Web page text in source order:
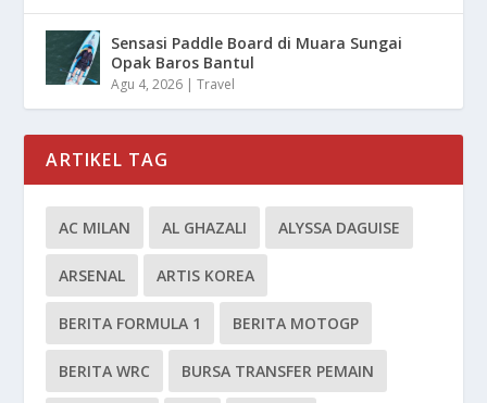
Sensasi Paddle Board di Muara Sungai
Opak Baros Bantul
Agu 4, 2026 |Travel
ARTIKEL TAG
AC MILAN AL GHAZALI ALYSSA DAGUISE
ARSENAL ARTIS KOREA
BERITA FORMULA 1 BERITA MOTOGP
BERITA WRC BURSA TRANSFER PEMAIN